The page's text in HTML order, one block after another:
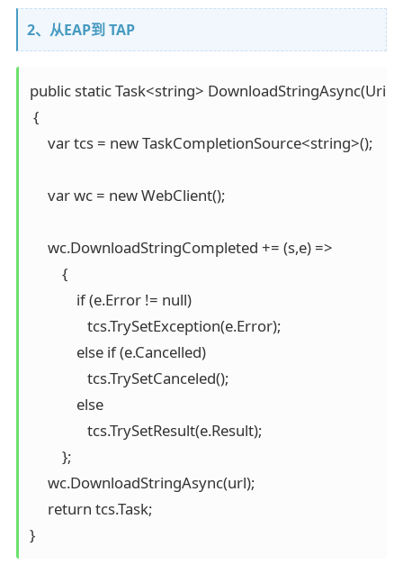
2、从EAP到 TAP
public static Task<string> DownloadStringAsync(Uri
{
     var tcs = new TaskCompletionSource<string>();
     var wc = new WebClient();
     wc.DownloadStringCompleted += (s,e) =>
         {
             if (e.Error != null)
                tcs.TrySetException(e.Error);
             else if (e.Cancelled)
                tcs.TrySetCanceled();
             else
                tcs.TrySetResult(e.Result);
         };
     wc.DownloadStringAsync(url);
     return tcs.Task;
}